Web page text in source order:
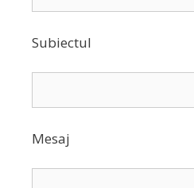
Subiectul
Mesaj